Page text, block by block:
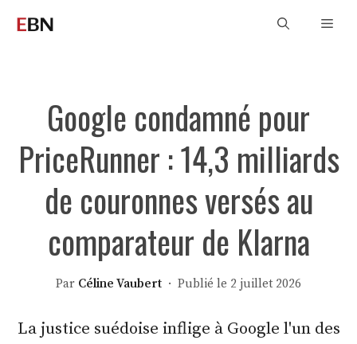
Google condamné pour
PriceRunner : 14,3 milliards
de couronnes versés au
comparateur de Klarna
Par Céline Vaubert · Publié le 2 juillet 2026
La justice suédoise inflige à Google l'un des